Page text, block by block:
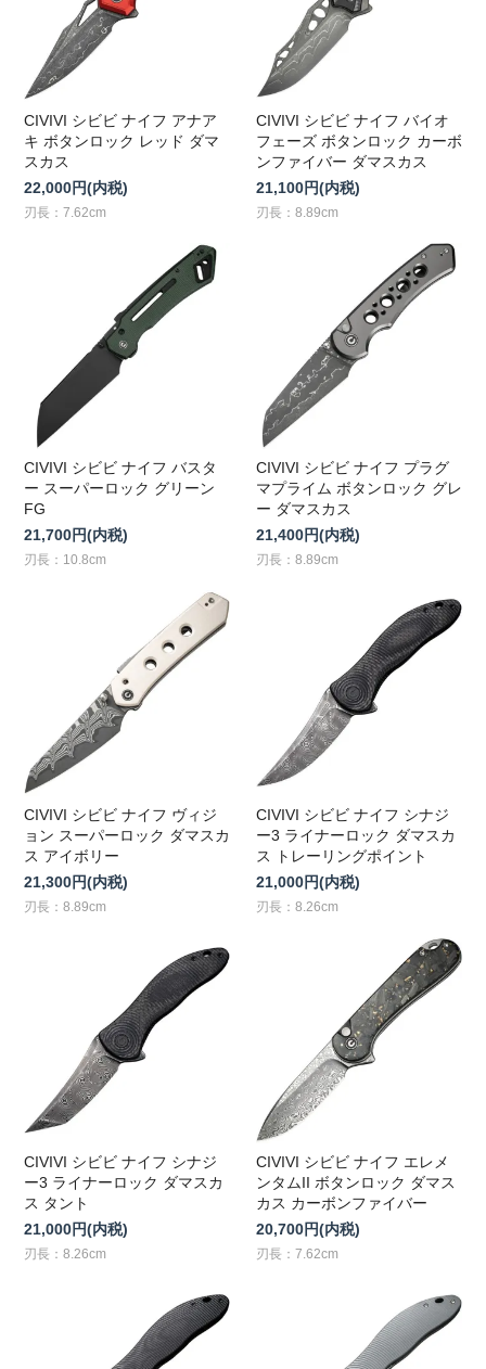
CIVIVI シビビ ナイフ アナア
キ ボタンロック レッド ダマ
スカス
22,000円(内税)
刃長：7.62cm
CIVIVI シビビ ナイフ バイオ
フェーズ ボタンロック カーボ
ンファイバー ダマスカス
21,100円(内税)
刃長：8.89cm
CIVIVI シビビ ナイフ バスタ
ー スーパーロック グリーン
FG
21,700円(内税)
刃長：10.8cm
CIVIVI シビビ ナイフ プラグ
マプライム ボタンロック グレ
ー ダマスカス
21,400円(内税)
刃長：8.89cm
CIVIVI シビビ ナイフ ヴィジ
ョン スーパーロック ダマスカ
ス アイボリー
21,300円(内税)
刃長：8.89cm
CIVIVI シビビ ナイフ シナジ
ー3 ライナーロック ダマスカ
ス トレーリングポイント
21,000円(内税)
刃長：8.26cm
CIVIVI シビビ ナイフ シナジ
ー3 ライナーロック ダマスカ
ス タント
21,000円(内税)
刃長：8.26cm
CIVIVI シビビ ナイフ エレメ
ンタムII ボタンロック ダマス
カス カーボンファイバー
20,700円(内税)
刃長：7.62cm